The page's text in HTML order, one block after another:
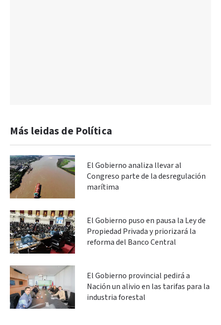
Más leidas de Política
El Gobierno analiza llevar al
Congreso parte de la desregulación
marítima
El Gobierno puso en pausa la Ley de
Propiedad Privada y priorizará la
reforma del Banco Central
El Gobierno provincial pedirá a
Nación un alivio en las tarifas para la
industria forestal